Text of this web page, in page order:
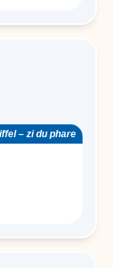
– zi du phare